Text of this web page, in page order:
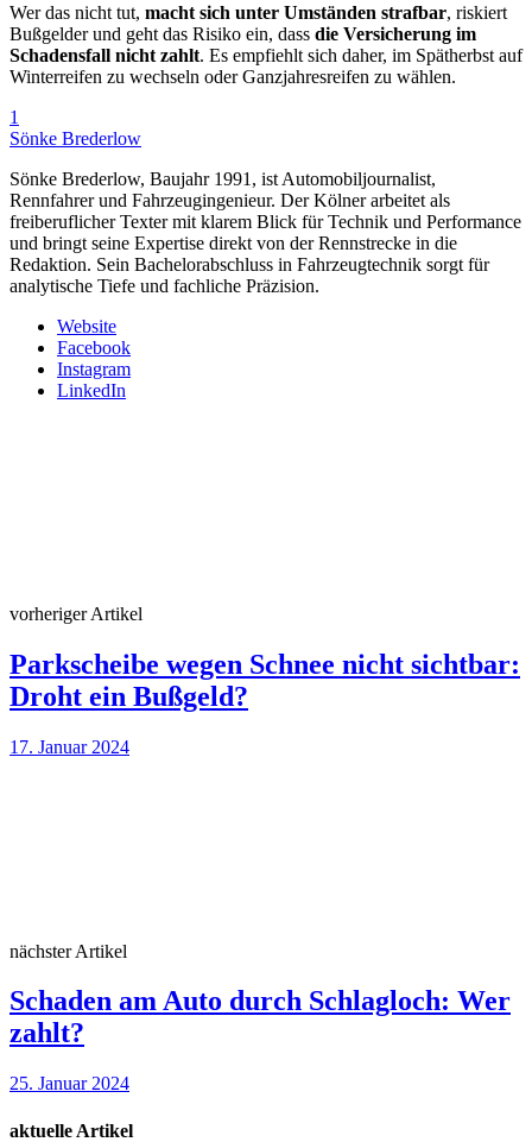
Wer das nicht tut, macht sich unter Umständen strafbar, riskiert
Bußgelder und geht das Risiko ein, dass die Versicherung im
Schadensfall nicht zahlt. Es empfiehlt sich daher, im Spätherbst auf
Winterreifen zu wechseln oder Ganzjahresreifen zu wählen.
1
Sönke Brederlow
Sönke Brederlow, Baujahr 1991, ist Automobiljournalist,
Rennfahrer und Fahrzeugingenieur. Der Kölner arbeitet als
freiberuflicher Texter mit klarem Blick für Technik und Performance
und bringt seine Expertise direkt von der Rennstrecke in die
Redaktion. Sein Bachelorabschluss in Fahrzeugtechnik sorgt für
analytische Tiefe und fachliche Präzision.
Website
Facebook
Instagram
LinkedIn
vorheriger Artikel
Parkscheibe wegen Schnee nicht sichtbar:
Droht ein Bußgeld?
17. Januar 2024
nächster Artikel
Schaden am Auto durch Schlagloch: Wer
zahlt?
25. Januar 2024
aktuelle Artikel